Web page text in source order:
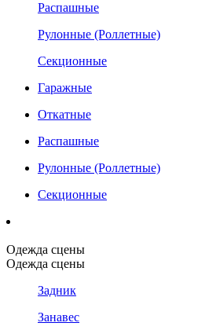
Распашные
Рулонные (Роллетные)
Секционные
Гаражные
Откатные
Распашные
Рулонные (Роллетные)
Секционные
Одежда сцены
Одежда сцены
Задник
Занавес